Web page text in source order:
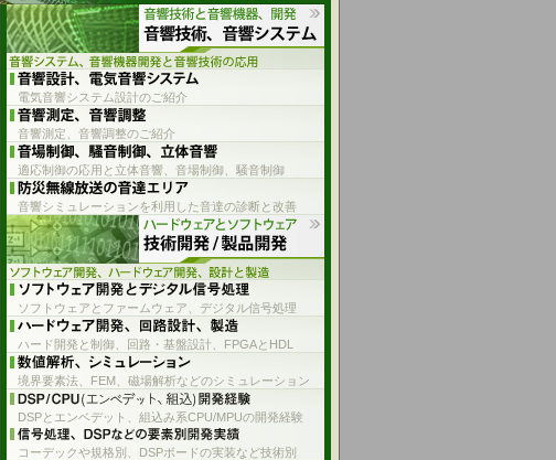
電気音響システム設計のご紹介
音響測定、音響調整のご紹介
適応制御の応用と立体音響、音場制御、騒音制御
音響シミュレーションを利用した音達の診断と改善
ソフトウェアとファームウェア、デジタル信号処理
ハード開発と制御、回路・基盤設計、FPGAとHDL
境界要素法、FEM、磁場解析などのシミュレーション
DSPとエンベデット、組込み系CPU/MPUの開発経験
コーデックや規格別、DSPボードの実装など技術別